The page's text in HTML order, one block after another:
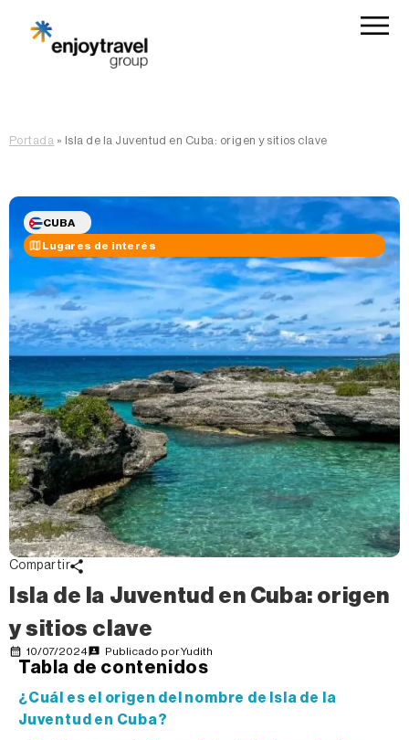
Portada » Isla de la Juventud en Cuba: origen y sitios clave
CUBA
Lugares de interés
Isla de la Juventud en Cuba: origen
y sitios clave
Compartir
10/07/2024 Publicado porYudith
Tabla de contenidos
¿Cuál es el origen del nombre de Isla de la
Juventud en Cuba?